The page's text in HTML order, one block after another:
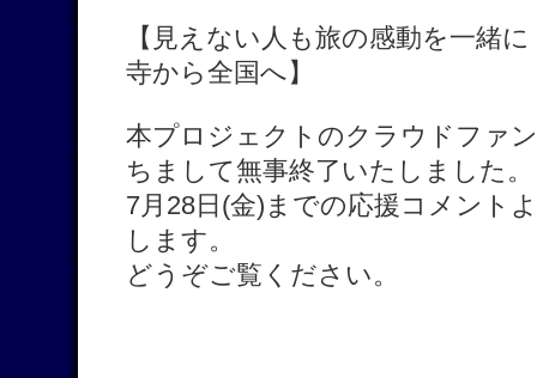
【見えない人も旅の感動を一緒
寺から全国へ】
本プロジェクトのクラウドファ
ちまして無事終了いたしました。
7月28日(金)までの応援コメント
します。
どうぞご覧ください。